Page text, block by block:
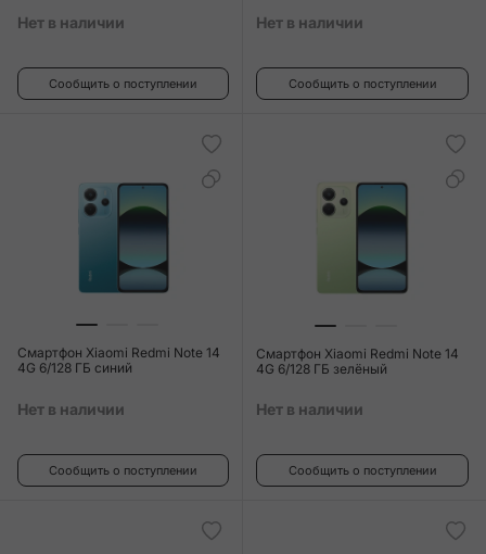
Нет в наличии
Сообщить о поступлении
Нет в наличии
Сообщить о поступлении
Смартфон Xiaomi Redmi Note 14
4G 6/128 ГБ синий
Нет в наличии
Сообщить о поступлении
Смартфон Xiaomi Redmi Note 14
4G 6/128 ГБ зелёный
Нет в наличии
Сообщить о поступлении